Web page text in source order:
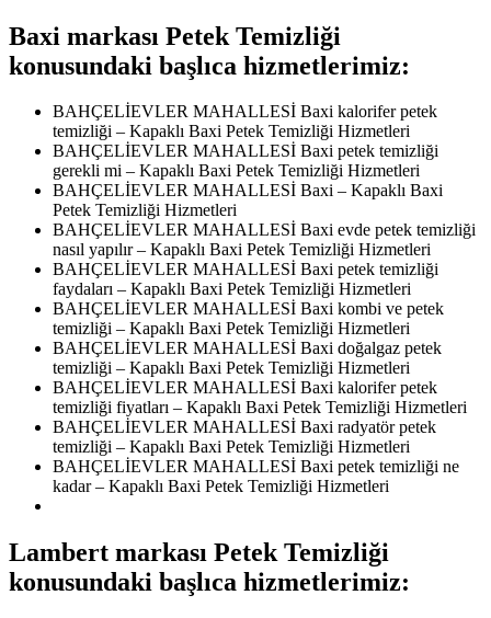
Baxi markası Petek Temizliği
konusundaki başlıca hizmetlerimiz:
BAHÇELİEVLER MAHALLESİ Baxi kalorifer petek
temizliği – Kapaklı Baxi Petek Temizliği Hizmetleri
BAHÇELİEVLER MAHALLESİ Baxi petek temizliği
gerekli mi – Kapaklı Baxi Petek Temizliği Hizmetleri
BAHÇELİEVLER MAHALLESİ Baxi – Kapaklı Baxi
Petek Temizliği Hizmetleri
BAHÇELİEVLER MAHALLESİ Baxi evde petek temizliği
nasıl yapılır – Kapaklı Baxi Petek Temizliği Hizmetleri
BAHÇELİEVLER MAHALLESİ Baxi petek temizliği
faydaları – Kapaklı Baxi Petek Temizliği Hizmetleri
BAHÇELİEVLER MAHALLESİ Baxi kombi ve petek
temizliği – Kapaklı Baxi Petek Temizliği Hizmetleri
BAHÇELİEVLER MAHALLESİ Baxi doğalgaz petek
temizliği – Kapaklı Baxi Petek Temizliği Hizmetleri
BAHÇELİEVLER MAHALLESİ Baxi kalorifer petek
temizliği fiyatları – Kapaklı Baxi Petek Temizliği Hizmetleri
BAHÇELİEVLER MAHALLESİ Baxi radyatör petek
temizliği – Kapaklı Baxi Petek Temizliği Hizmetleri
BAHÇELİEVLER MAHALLESİ Baxi petek temizliği ne
kadar – Kapaklı Baxi Petek Temizliği Hizmetleri
Lambert markası Petek Temizliği
konusundaki başlıca hizmetlerimiz: